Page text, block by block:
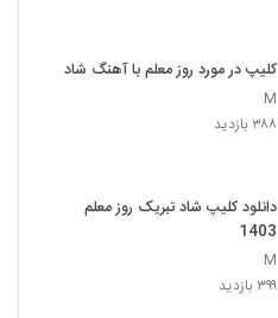
کلیپ در مورد روز معلم با آهنگ شاد
M
۳۸۸ بازدید
دانلود کلیپ شاد تبریک روز معلم
1403
M
۳۹۹ بازدید